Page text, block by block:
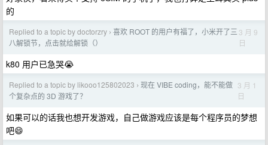
的
Replied to a topic by doctorzry › 喜欢 ROOT 的用户有福了，小米开了三
八解锁节，点击就给解锁（）
3 月 9
日
k80 用户已急哭😭
Replied to a topic by likooo125802023 › 现在 VIBE coding，能不能做
个复杂点的 3D 游戏了？
3 月 1
日
如果可以的话我也想开发游戏，自己做游戏应该是每个程序员的梦想
吧😄